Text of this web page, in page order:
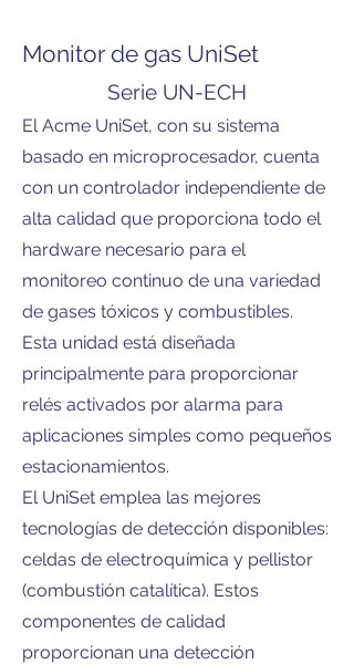
Monitor de gas UniSet
Serie UN-ECH
El Acme UniSet, con su sistema
basado en microprocesador, cuenta
con un controlador independiente de
alta calidad que proporciona todo el
hardware necesario para el
monitoreo continuo de una variedad
de gases tóxicos y combustibles.
Esta unidad está diseñada
principalmente para proporcionar
relés activados por alarma para
aplicaciones simples como pequeños
estacionamientos.
El UniSet emplea las mejores
tecnologías de detección disponibles:
celdas de electroquímica y pellistor
(combustión catalítica). Estos
componentes de calidad
proporcionan una detección